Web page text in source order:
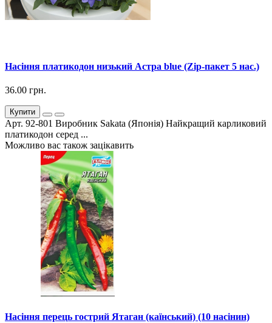
Насіння платикодон низький Астра blue (Zip-пакет 5 нас.)
36.00 грн.
Купити
Арт. 92-801 Виробник Sakata (Японія) Найкращий карликовий
платикодон серед ...
Можливо вас також зацікавить
Насіння перець гострий Ятаган (каїнський) (10 насінин)